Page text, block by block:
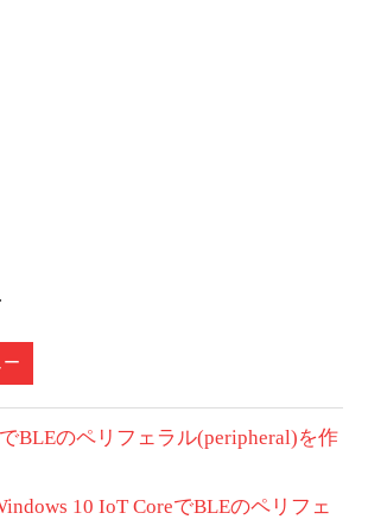
ー
BLEのペリフェラル(peripheral)を作
10 IoT CoreでBLEのペリフェ